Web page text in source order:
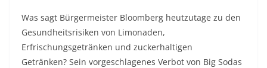
Was sagt Bürgermeister Bloomberg heutzutage zu den
Gesundheitsrisiken von Limonaden,
Erfrischungsgetränken und zuckerhaltigen
Getränken? Sein vorgeschlagenes Verbot von Big Sodas